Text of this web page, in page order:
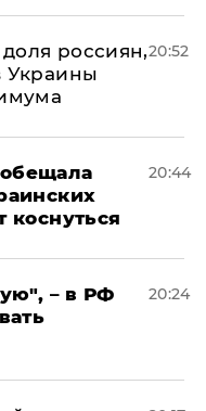
россиян,
Украины
20:52
коснуться
20:44
– в РФ
20:24